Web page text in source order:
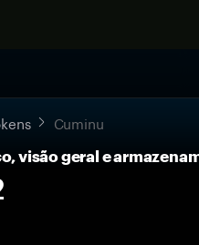
Cuminu
visão geral e